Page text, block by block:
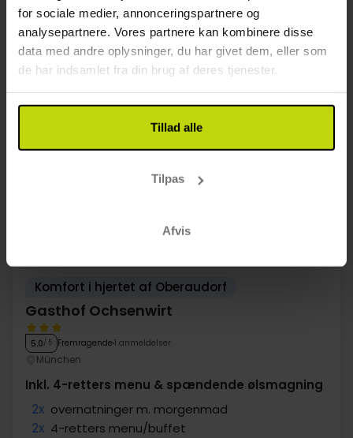
for sociale medier, annonceringspartnere og
analysepartnere. Vores partnere kan kombinere disse
data med andre oplysninger, du har givet dem, eller som
de har indsamlet fra din brug af deres tjenester.
Tillad alle
Tilpas
Afvis
2x Ubegrænset vand fra vandstation
SALE
Aug pp 749,-
FÅ TILBAGE
Sep pp749,- Okt
Se mere
Komfort i hjertet af Oberaudorf
Gasthof Ochsenwirt
5.0/ 5 Fremragende1 anmeldelser
München
Inkl. 4-retters menu & spændende ølsmagning
2x overnatninger m. morgenmad
2x 4-retters menu/buffet